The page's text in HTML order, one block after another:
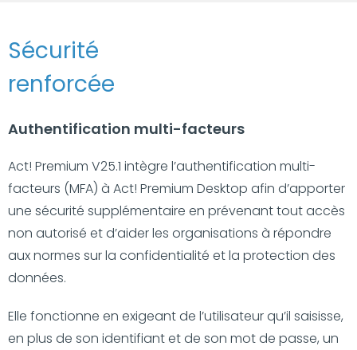
Sécurité
renforcée
Authentification multi-facteurs
Act! Premium V25.1 intègre l’authentification multi-
facteurs (MFA) à Act! Premium Desktop afin d’apporter
une sécurité supplémentaire en prévenant tout accès
non autorisé et d’aider les organisations à répondre
aux normes sur la confidentialité et la protection des
données.
Elle fonctionne en exigeant de l’utilisateur qu’il saisisse,
en plus de son identifiant et de son mot de passe, un